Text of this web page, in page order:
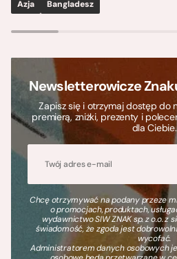
Azja Bangladesz
Newsletterowicze
Zapisz się i otrzymaj dostęp do
premierą, zniżki, prezenty i
dla Ciebie.
Chcę otrzymywać na podany przeze
o promocjach, produktach,
wydawnictwo SIW ZNAK sp. z o.o. z
świadomość, że zgoda jest
wycofać.
Administratorem danych osobowych